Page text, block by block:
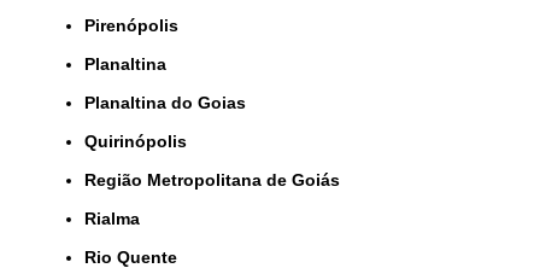
Pirenópolis
Planaltina
Planaltina do Goias
Quirinópolis
Região Metropolitana de Goiás
Rialma
Rio Quente